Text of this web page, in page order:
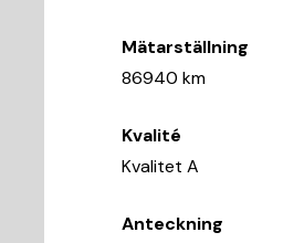
Mätarställning
86940 km
Kvalité
Kvalitet A
Anteckning